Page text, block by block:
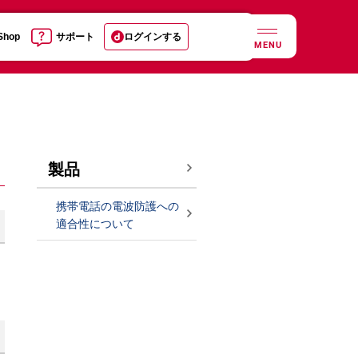
サポート ログインする
MENU
製品
携帯電話の電波防護への
適合性について